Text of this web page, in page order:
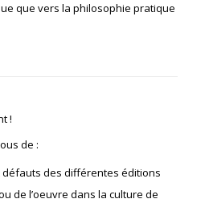
que vers la philosophie pratique
!
de :
des différentes éditions
de l’oeuvre dans la culture de